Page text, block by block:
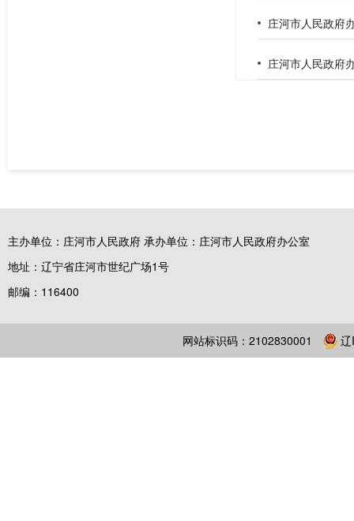
庄河市人民政府
庄河市人民政府
主办单位：庄河市人民政府 承办单位：庄河市人民政府办公室
地址：辽宁省庄河市世纪广场1号
邮编：116400
网站标识码：2102830001